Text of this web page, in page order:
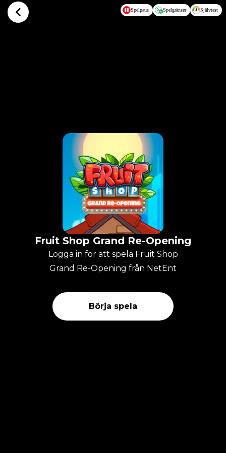
Hoppa till huvudinnehållet Spelpaus Spelgränser Självtest
Fruit Shop Grand Re-Opening
Logga in för att spela Fruit Shop
Grand Re-Opening från NetEnt
Börja spela